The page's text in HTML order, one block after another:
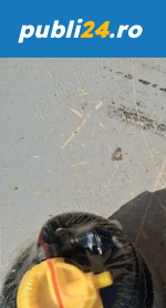
publi24.ro